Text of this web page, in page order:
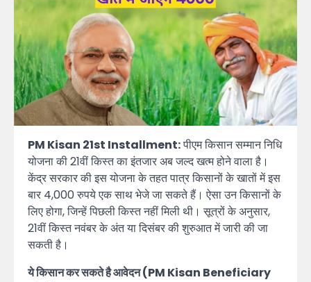
PM Kisan 21st Installment:पीएम किसान सम्मान निधि
योजना की 21वीं किस्त का इंतजार अब जल्द खत्म होने वाला है।
केंद्र सरकार की इस योजना के तहत पात्र किसानों के खातों में इस
बार 4,000 रुपये एक साथ भेजे जा सकते हैं। ऐसा उन किसानों के
लिए होगा, जिन्हें पिछली किस्त नहीं मिली थी। सूत्रों के अनुसार,
21वीं किस्त नवंबर के अंत या दिसंबर की शुरुआत में जारी की जा
सकती है।
ये किसान कर सकते है आवेदन (PM Kisan Beneficiary